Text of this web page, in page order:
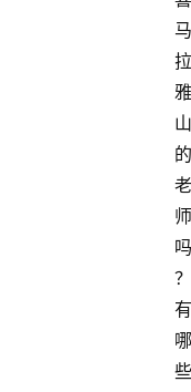
马
拉
雅
山
的
老
师
吗
？
有
哪
些